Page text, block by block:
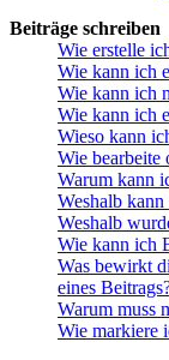
Beiträge schreiben
Wie erstelle
Wie kann ich
Wie kann ich
Wie kann ich
Wieso kann
Wie bearbeite
Warum kann
Weshalb
Weshalb
Wie kann ich
Was bewirkt
eines
Warum muss
Wie markiere